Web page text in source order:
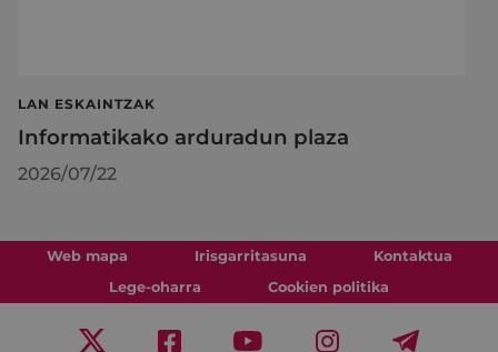
LAN ESKAINTZAK
Informatikako arduradun plaza
2026/07/22
Web mapa Irisgarritasuna
Kontaktua
Lege-oharra
Cookien politika